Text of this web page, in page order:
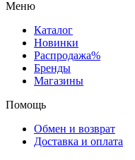
Меню
Каталог
Новинки
Распродажа%
Бренды
Магазины
Помощь
Обмен и возврат
Доставка и оплата